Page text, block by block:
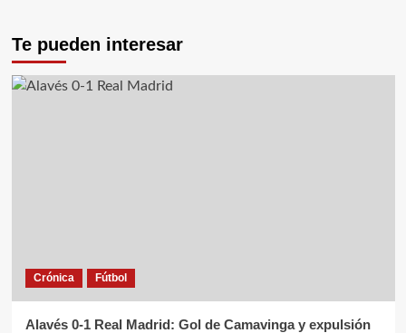
Te pueden interesar
Crónica Fútbol
Alavés 0-1 Real Madrid: Gol de Camavinga y expulsión